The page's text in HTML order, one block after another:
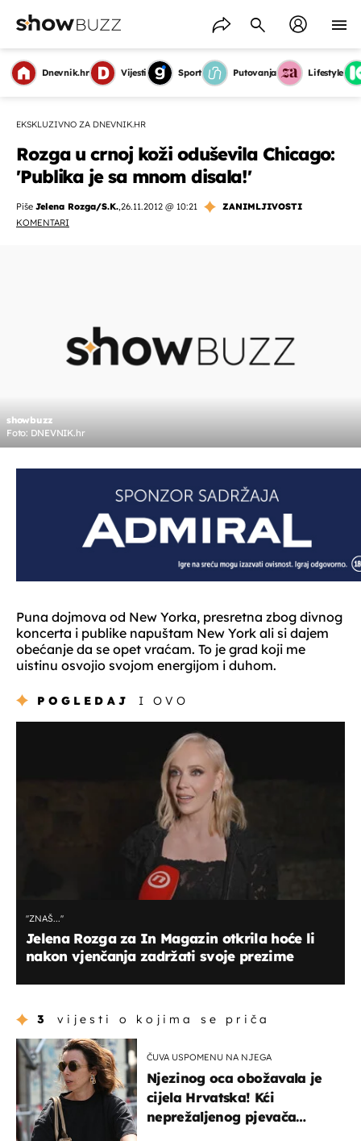
Dnevnik.hr Vijesti Sport Putovanja Lifestyle
EKSKLUZIVNO ZA DNEVNIK.HR
Rozga u crnoj koži oduševila Chicago:
'Publika je sa mnom disala!'
Piše Jelena Rozga/S.K.,26.11.2012 @ 10:21
ZANIMLJIVOSTI
KOMENTARI
showbuzz
Foto: DNEVNIK.hr
Puna dojmova od New Yorka, presretna zbog divnog
koncerta i publike napuštam New York ali si dajem
obećanje da se opet vraćam. To je grad koji me
uistinu osvojio svojom energijom i duhom.
POGLEDAJ I OVO
''ZNAŠ...''
Jelena Rozga za In Magazin otkrila hoće li
nakon vjenčanja zadržati svoje prezime
3 vijesti o kojima se priča
ČUVA USPOMENU NA NJEGA
Njezinog oca obožavala je
cijela Hrvatska! Kći
neprežaljenog pjevača